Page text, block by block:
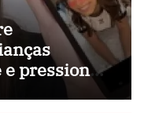
pressiona